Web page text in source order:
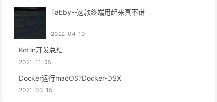
Tabby--这款终端用起来真不错
2022-04-19
Kotlin开发总结
2021-11-05
Docker运行macOS?Docker-OSX
2021-03-15